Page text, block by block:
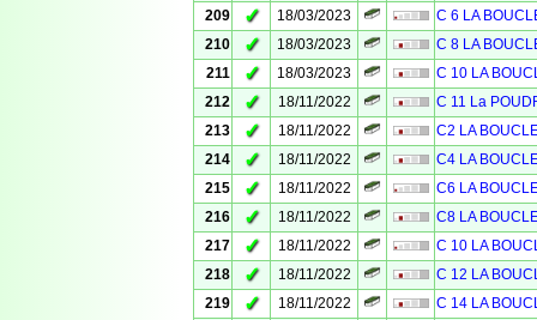
209
✓ 18/03/2023
C 6 LA
210
✓ 18/03/2023
C 8 LA
211
✓ 18/03/2023
C 10 LA
212
✓ 18/11/2022
C 11 La
213
✓ 18/11/2022
C2 LA
214
✓ 18/11/2022
C4 LA
215
✓ 18/11/2022
C6 LA
216
✓ 18/11/2022
C8 LA
217
✓ 18/11/2022
C 10 LA
218
✓ 18/11/2022
C 12 LA
219
✓ 18/11/2022
C 14 LA